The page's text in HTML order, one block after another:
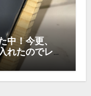
中！今更、
れたのでレビ
うのはどう